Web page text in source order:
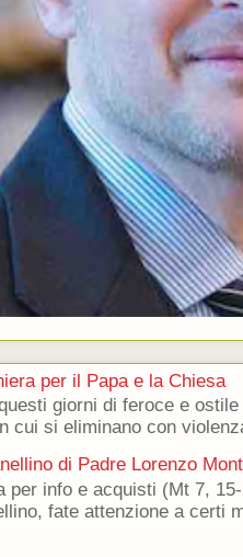
per il Papa e la Chiesa
giorni di feroce e
cui si eliminano con
di Padre Lorenzo
per info e acquisti (Mt 7,
fate attenzione a certi